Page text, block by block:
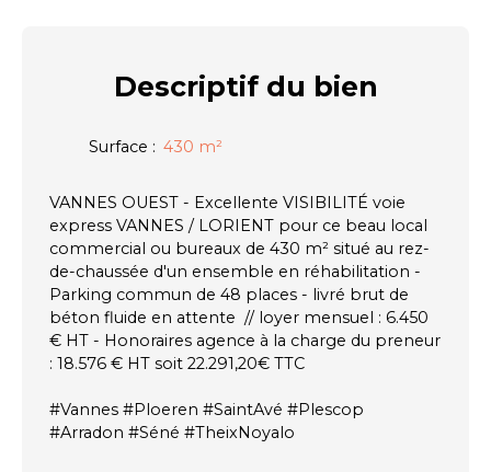
Descriptifdu bien
Surface : 430 m²
VANNES OUEST - Excellente VISIBILITÉ voie
express VANNES / LORIENT pour ce beau local
commercial ou bureaux de 430 m² situé au rez-
de-chaussée d'un ensemble en réhabilitation -
Parking commun de 48 places - livré brut de
béton fluide en attente // loyer mensuel : 6.450
€ HT - Honoraires agence à la charge du preneur
: 18.576 € HT soit 22.291,20€ TTC
#Vannes #Ploeren #SaintAvé #Plescop
#Arradon #Séné #TheixNoyalo